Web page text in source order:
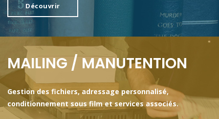
Découvrir
MAILING / MANUTENTION
Gestion des fichiers, adressage personnalisé,
conditionnement sous film et services associés.